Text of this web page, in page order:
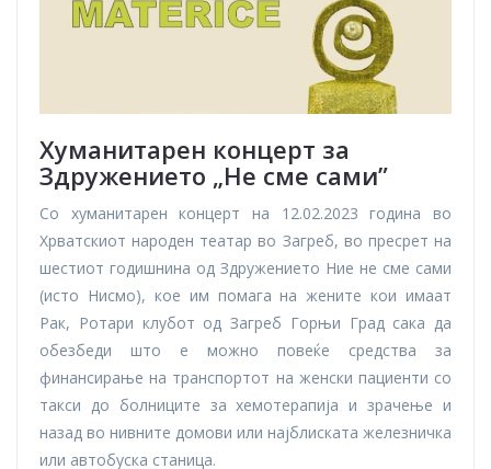
Хуманитарен концерт за
Здружението „Не сме сами”
Со хуманитарен концерт на 12.02.2023 година во
Хрватскиот народен театар во Загреб, во пресрет на
шестиот годишнина од Здружението Ние не сме сами
(исто Нисмо), кое им помага на жените кои имаат
Рак, Ротари клубот од Загреб Горњи Град сака да
обезбеди што е можно повеќе средства за
финансирање на транспортот на женски пациенти со
такси до болниците за хемотерапија и зрачење и
назад во нивните домови или најблиската железничка
или автобуска станица.